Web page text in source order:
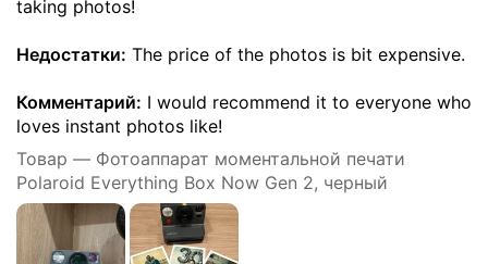
taking photos!
Недостатки: The price of the photos is bit expensive.
Комментарий: I would recommend it to everyone who
loves instant photos like!
Товар — Фотоаппарат моментальной печати
Polaroid Everything Box Now Gen 2, черный